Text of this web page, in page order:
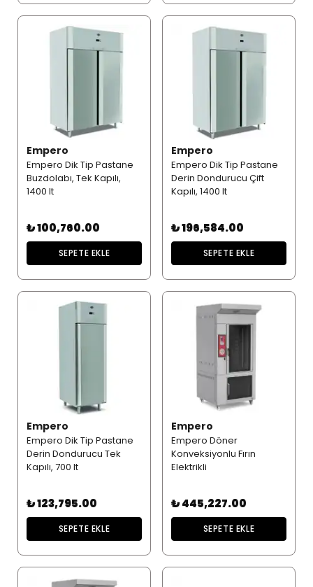
Empero
Empero Dik Tip Pastane
Buzdolabı, Tek Kapılı,
1400 lt
₺ 100,760.00
SEPETE EKLE
Empero
Empero Dik Tip Pastane
Derin Dondurucu Çift
Kapılı, 1400 lt
₺ 196,584.00
SEPETE EKLE
Empero
Empero Dik Tip Pastane
Derin Dondurucu Tek
Kapılı, 700 lt
₺ 123,795.00
SEPETE EKLE
Empero
Empero Döner
Konveksiyonlu Fırın
Elektrikli
₺ 445,227.00
SEPETE EKLE